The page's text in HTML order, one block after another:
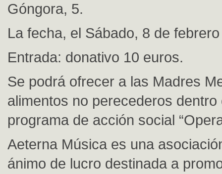
Góngora, 5.
La fecha, el Sábado, 8 de
Entrada: donativo 10 euros.
Se podrá ofrecer a las Madres
alimentos no perecederos dentro
programa de acción social
Aeterna Música es una
ánimo de lucro destinada a